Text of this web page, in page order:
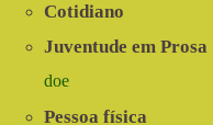
Cotidiano
Juventude em Prosa
doe
Pessoa física